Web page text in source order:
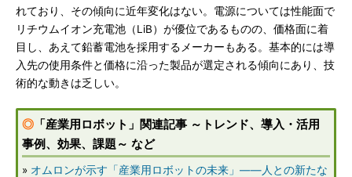
れており、その傾向に近年変化はない。電源については性能面で
リチウムイオン充電池（LiB）が優位であるものの、価格面に着
目し、あえて鉛蓄電池を採用するメーカーもある。基本的には導
入先の使用条件と価格に沿った製品が選定される傾向にあり、技
術的な動きは乏しい。
◎ 「産業用ロボット」関連記事 ～トレンド、導入・活用
事例、効果、課題～ など
» オムロンが示す「産業用ロボットの未来」――人との新たな